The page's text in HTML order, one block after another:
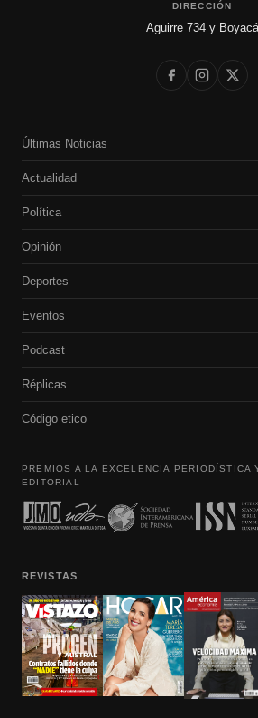
DIRECCIÓN
Aguirre 734 y Boyacá
Últimas Noticias
Actualidad
Política
Opinión
Deportes
Eventos
Podcast
Réplicas
Código etico
PREMIOS A LA EXCELENCIA PERIODÍSTICA
EDITORIAL
REVISTAS